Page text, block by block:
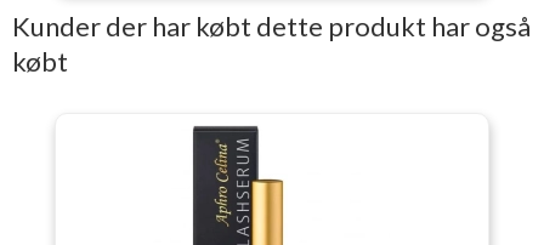
Kunder der har købt dette produkt har også
købt